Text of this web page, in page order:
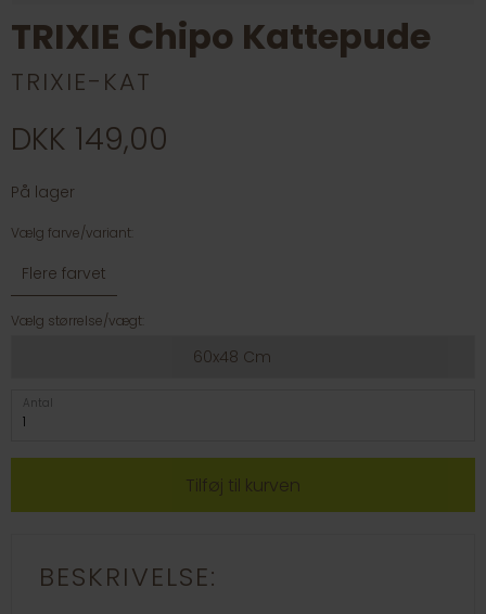
TRIXIE Chipo Kattepude
TRIXIE-KAT
DKK 149,00
På lager
Vælg farve/variant:
Flere farvet
Vælg størrelse/vægt:
60x48 Cm
Antal
BESKRIVELSE: